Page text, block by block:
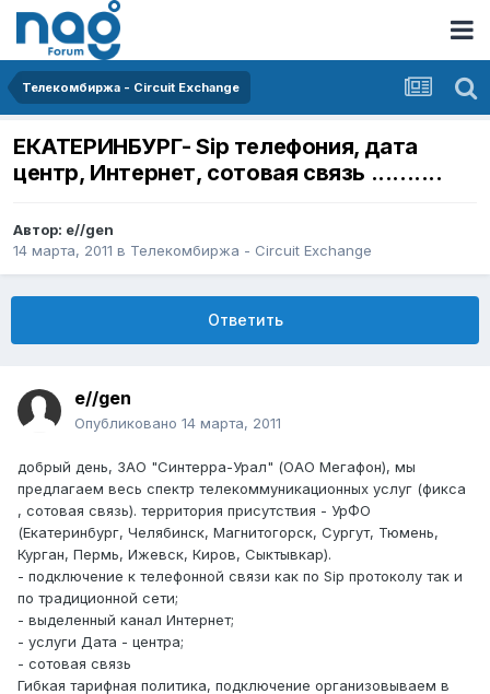
Телекомбиржа - Circuit Exchange
ЕКАТЕРИНБУРГ- Sip телефония, дата
центр, Интернет, сотовая связь ..........
Автор: e//gen
14 марта, 2011 в Телекомбиржа - Circuit Exchange
Ответить
e//gen
Опубликовано 14 марта, 2011
добрый день, ЗАО "Синтерра-Урал" (ОАО Мегафон), мы
предлагаем весь спектр телекоммуникационных услуг (фикса
, сотовая связь). территория присутствия - УрФО
(Екатеринбург, Челябинск, Магнитогорск, Сургут, Тюмень,
Курган, Пермь, Ижевск, Киров, Сыктывкар).
- подключение к телефонной связи как по Sip протоколу так и
по традиционной сети;
- выделенный канал Интернет;
- услуги Дата - центра;
- сотовая связь
Гибкая тарифная политика, подключение организовываем в